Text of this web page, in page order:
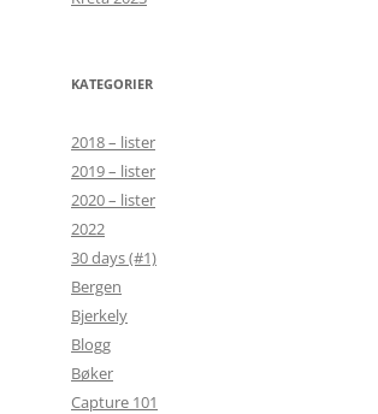
KATEGORIER
2018 – lister
2019 – lister
2020 – lister
2022
30 days (#1)
Bergen
Bjerkely
Blogg
Bøker
Capture 101